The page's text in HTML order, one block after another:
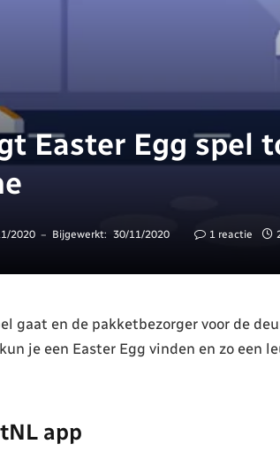
Easter Egg spel
2020 Bijgewerkt: 30/11/2020 1 reactie
gaat en de pakketbezorger voor de
je een Easter Egg vinden en zo een
app